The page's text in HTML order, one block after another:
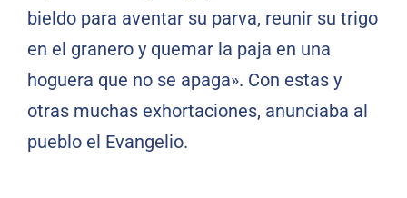
bieldo para aventar su parva, reunir su trigo
en el granero y quemar la paja en una
hoguera que no se apaga». Con estas y
otras muchas exhortaciones, anunciaba al
pueblo el Evangelio.